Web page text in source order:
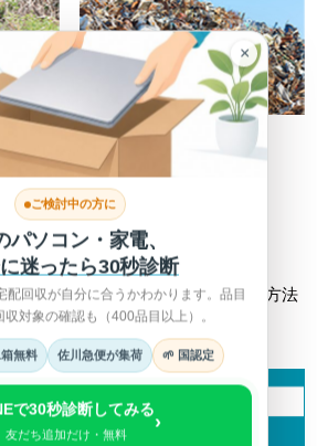
不適切処理
詳しくは総務省HPへ >
き込まれない為にも、正しい回収方法
×
ご検討中の方に
パソコン・家電、
迷ったら30秒診断
配回収が自分に合うかわかります。品目
対象の確認も（400品目以上）。
無料 佐川急便が集荷 🌱 国認定
で30秒診断してみる
友だち追加だけ・無料
›